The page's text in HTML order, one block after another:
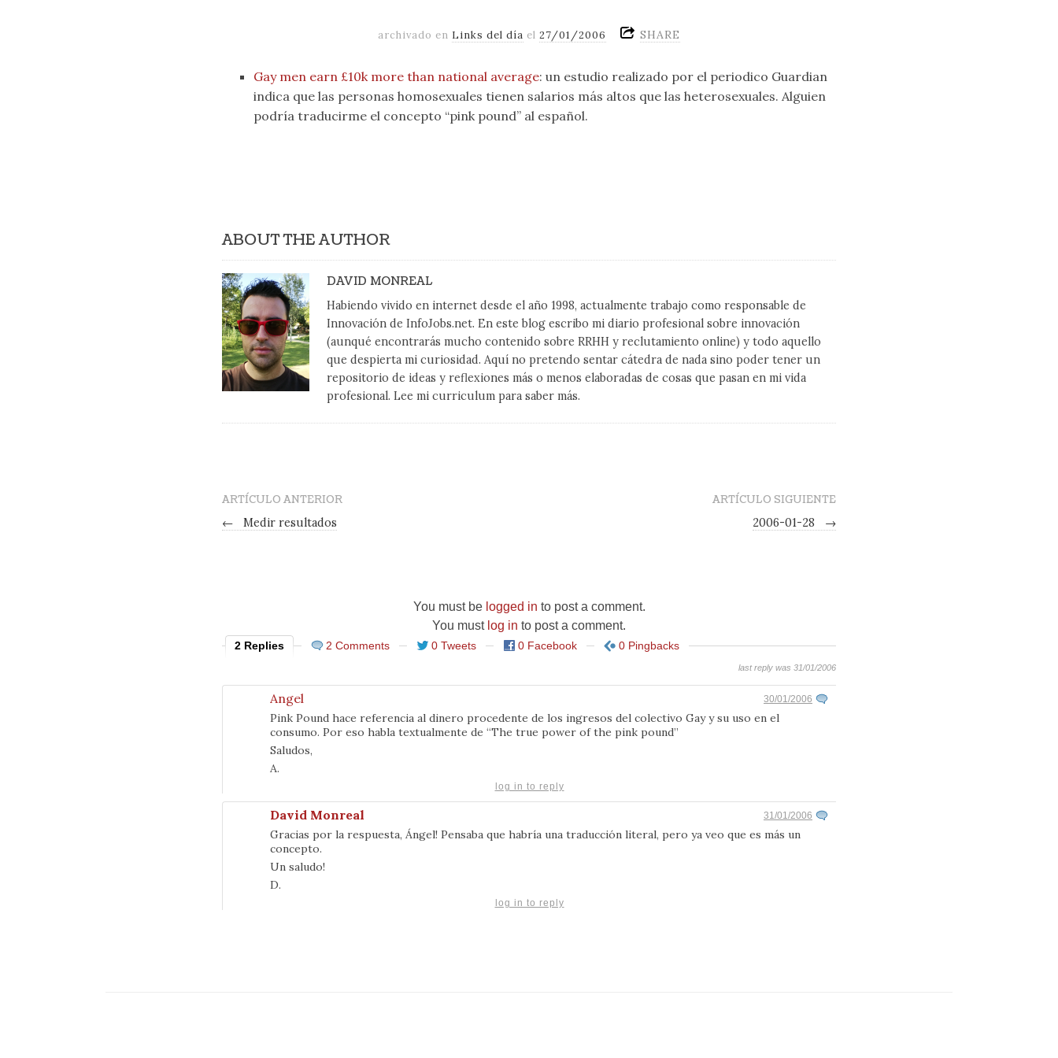
archivado en Links del día el27/01/2006 SHARE
Gay men earn £10k more than national average: un estudio realizado por el periodico Guardian
indica que las personas homosexuales tienen salarios más altos que las heterosexuales. Alguien
podría traducirme el concepto “pink pound” al español.
ABOUT THE AUTHOR
DAVID MONREAL
Habiendo vivido en internet desde el año 1998, actualmente trabajo como responsable de
Innovación de InfoJobs.net. En este blog escribo mi diario profesional sobre innovación
(aunqué encontrarás mucho contenido sobre RRHH y reclutamiento online) y todo aquello
que despierta mi curiosidad. Aquí no pretendo sentar cátedra de nada sino poder tener un
repositorio de ideas y reflexiones más o menos elaboradas de cosas que pasan en mi vida
profesional. Lee mi curriculum para saber más.
ARTÍCULO ANTERIOR
←
Medir resultados
ARTÍCULO SIGUIENTE
2006-01-28
→
You must be logged in to post a comment.
You must log in to post a comment.
2 Replies 2 Comments 0 Tweets 0 Facebook 0 Pingbacks
last reply was 31/01/2006
Angel 30/01/2006
Pink Pound hace referencia al dinero procedente de los ingresos del colectivo Gay y su uso en el
consumo. Por eso habla textualmente de “The true power of the pink pound”
Saludos,
A.
log in to reply
David Monreal 31/01/2006
Gracias por la respuesta, Ángel! Pensaba que habría una traducción literal, pero ya veo que es más un
concepto.
Un saludo!
D.
log in to reply